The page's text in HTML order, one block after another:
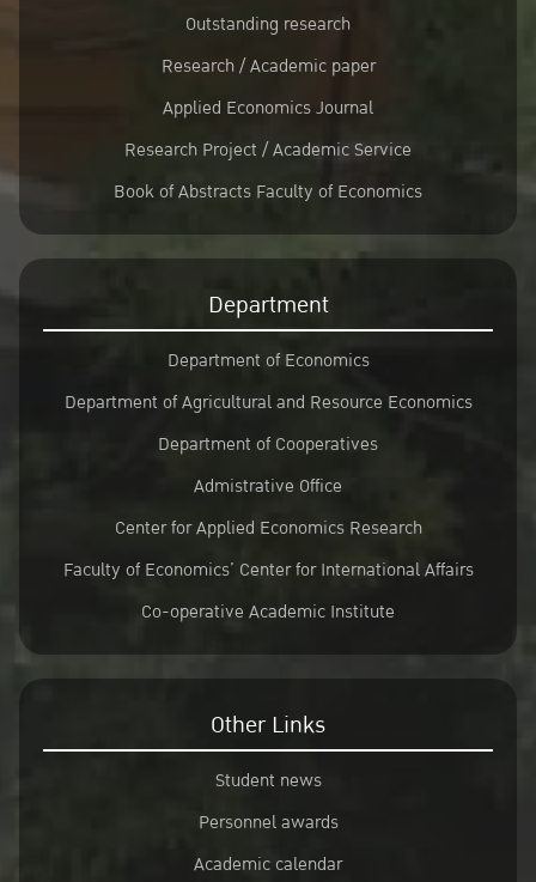
Outstanding research
Research / Academic paper
Applied Economics Journal
Research Project / Academic Service
Book of Abstracts Faculty of Economics
Department
Department of Economics
Department of Agricultural and Resource Economics
Department of Cooperatives
Admistrative Office
Center for Applied Economics Research
Faculty of Economics’ Center for International Affairs
Co-operative Academic Institute
Other Links
Student news
Personnel awards
Academic calendar